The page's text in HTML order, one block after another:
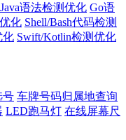
Java语法检测优化 Go语
化 Shell/Bash代码检测
化 Swift/Kotlin检测优化
号 车牌号码归属地查询
LED跑马灯 在线屏幕尺